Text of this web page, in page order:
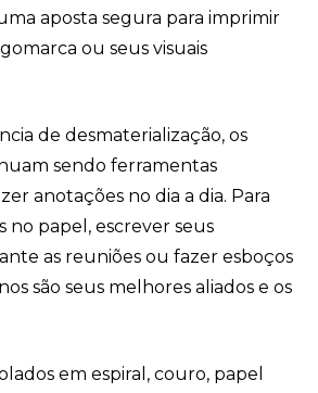
aposta segura para imprimir
ou seus visuais
de desmaterialização, os
sendo ferramentas
anotações no dia a dia. Para
no papel, escrever seus
as reuniões ou fazer esboços
são seus melhores aliados e os
em espiral, couro, papel